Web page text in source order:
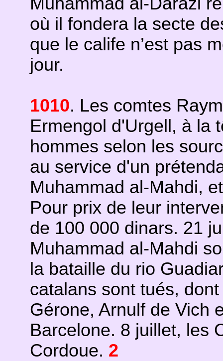
où il fondera la secte
que le calife n’est pas
jour.
1010. Les comtes
Ermengol d'Urgell, à la
hommes selon les
au service d'un
Muhammad al-Mahdi,
Pour prix de leur
de 100 000 dinars. 21
Muhammad al-Mahdi
la bataille du rio
catalans sont tués,
Gérone, Arnulf de Vich
Barcelone. 8 juillet, les
Cordoue. 2